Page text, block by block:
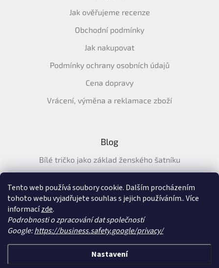
Tento web používá soubory cookie. Dalším procházením
tohoto webu vyjadřujete souhlas s jejich používáním.. Více
informacízde.
Podrobnosti o zpracování dat společností
Google:https://business.safety.google/privacy/
Nastavení
Jak ověřujeme recenze
Obchodní podmínky
Jak nakupovat
Podmínky ochrany osobních údajů
Cena dopravy
Vrácení, výměna a reklamace zboží
Blog
Bílé tričko jako základ ženského šatníku
tričko na léto
Průvodce letními šaty: pohodlné, vzdušné a ženské šaty na
Vytvořil Shoptet &